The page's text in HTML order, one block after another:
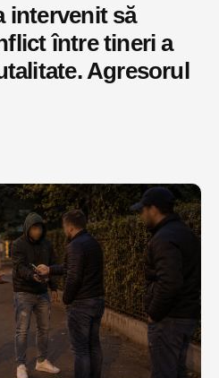
intervenit să
între tineri a
Agresorul